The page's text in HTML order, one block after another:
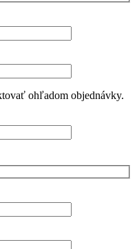
ohľadom objednávky.